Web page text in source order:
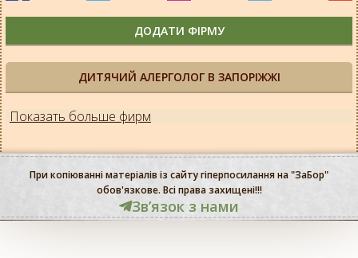
ДИТЯЧИЙ АЛЕРГОЛОГ В ЗАПОРІЖЖІ
Показать больше фирм
ДОДАТИ ФІРМУ
При копіюванні матеріалів із сайту гіперпосилання на "ЗаБор"
обов'язкове. Всі права захищені!!!
Звʼязок з нами